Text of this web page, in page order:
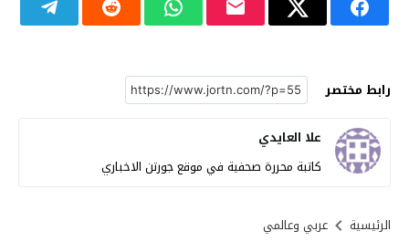
رابط مختصر
علا العايدي
كاتبة محررة صحفية في موقع جورتن الاخباري
الرئيسية عربي وعالمي